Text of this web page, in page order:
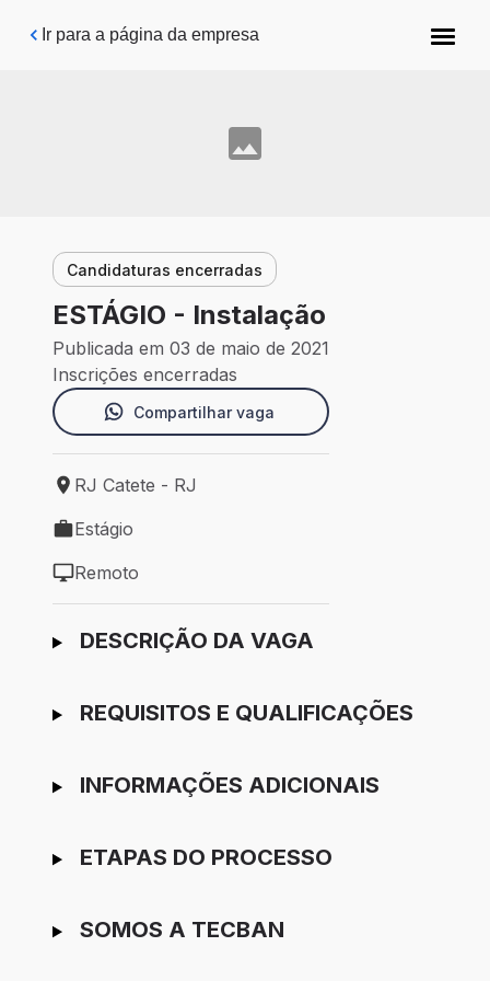
Pular para o conteúdo principal
Ir para a página da empresa
Candidaturas encerradas
ESTÁGIO - Instalação
Publicada em 03 de maio de 2021
Inscrições encerradas
Compartilhar vaga
Local de trabalho: RJ Catete - RJ
RJ Catete - RJ
Tipo de vaga: Estágio
Estágio
Modelo de trabalho: Remoto
Remoto
Ir para candidatura
DESCRIÇÃO DA VAGA
REQUISITOS E QUALIFICAÇÕES
INFORMAÇÕES ADICIONAIS
ETAPAS DO PROCESSO
SOMOS A TECBAN